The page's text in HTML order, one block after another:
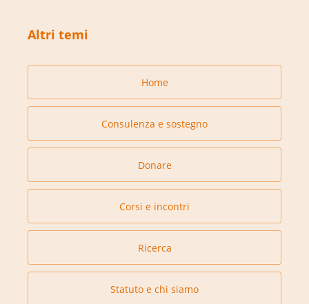
Altri temi
Home
Consulenza e sostegno
Donare
Corsi e incontri
Ricerca
Statuto e chi siamo